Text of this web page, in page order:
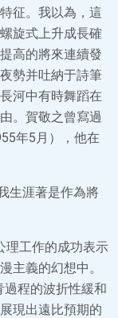
征。我以為，這
旋式上升成長確
高的將來連續發
勢并吐納于詩筆
河中有時舞蹈在
。賀敬之曾寫過
年5月），他在
生涯著是作為將
理工作的成功表示
主義的幻想中。
過程的波折性緩和
現出遠比預期的